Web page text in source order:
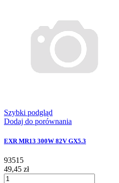
Szybki podgląd
Dodaj do porównania
EXR MR13 300W 82V GX5.3
93515
49,45 zł